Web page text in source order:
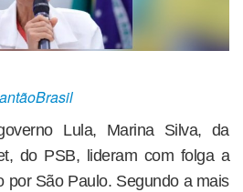
Lula, Marina Silva, da
do PSB, lideram com folga a
por São Paulo. Segundo a mais